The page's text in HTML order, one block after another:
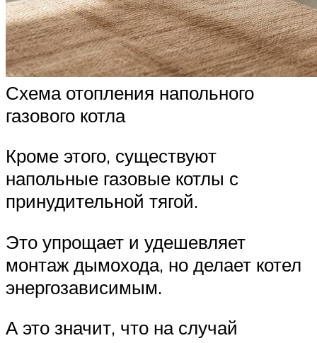
Схема отопления напольного
газового котла
Кроме этого, существуют
напольные газовые котлы с
принудительной тягой.
Это упрощает и удешевляет
монтаж дымохода, но делает котел
энергозависимым.
А это значит, что на случай